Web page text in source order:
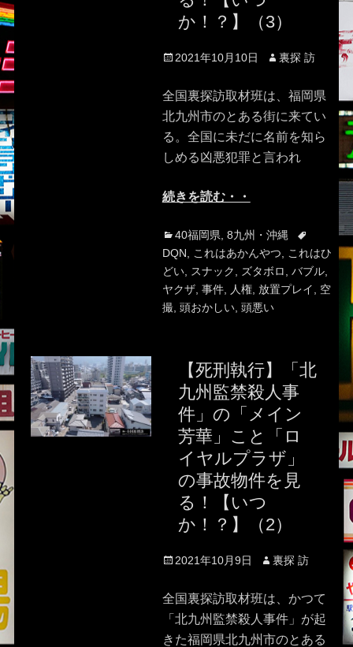
か！？】（3）
Posted
2021年10月10日 Author
裏探 訪
全国裏探訪取材班は、福岡県
北九州市のとある街に来てい
る。全国に未だに名前を知ら
しめる凶悪犯罪と言われ
続きを読む・・
Categories
40福岡県 8九州・沖縄
Tags
DQN
これはあかんやつ
これはひ
どい, スナック ズタボロ バブル,
ヤクザ, 事件, 人権, 放置プレイ
空
撮, 頭おかしい, 頭悪い
【死刑執行】「北
九州監禁殺人事
件」の「メイン
芳華」こと「ロ
イヤルプラザ」
の事故物件を見
る！【いつ
か！？】（2）
Posted
2021年10月9日 Author
裏探 訪
全国裏探訪取材班は、かつて
「北九州監禁殺人事件」が起
きた福岡県北九州市のとある